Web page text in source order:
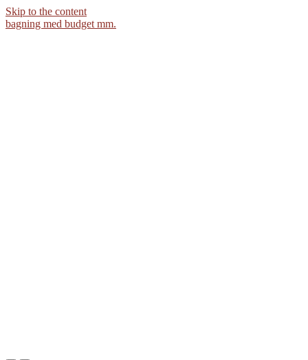
Skip to the content
bagning med budget mm.